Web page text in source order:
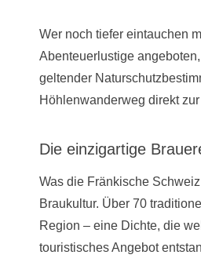
Wer noch tiefer eintauchen
Abenteuerlustige
geltender
Höhlenwanderweg direkt
Die einzigartige
Was die Fränkische
Braukultur. Über 70
Region – eine Dichte, die
touristisches Angebot